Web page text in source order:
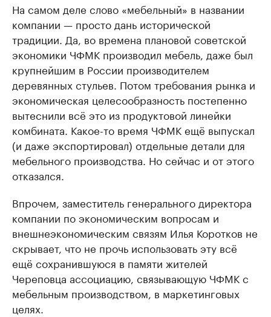
На самом деле слово «мебельный» в названии
компании — просто дань исторической
традиции. Да, во времена плановой советской
экономики ЧФМК производил мебель, даже был
крупнейшим в России производителем
деревянных стульев. Потом требования рынка и
экономическая целесообразность постепенно
вытеснили всё это из продуктовой линейки
комбината. Какое-то время ЧФМК ещё выпускал
(и даже экспортировал) отдельные детали для
мебельного производства. Но сейчас и от этого
отказался.
Впрочем, заместитель генерального директора
компании по экономическим вопросам и
внешнеэкономическим связям Илья Коротков не
скрывает, что не прочь использовать эту всё
ещё сохранившуюся в памяти жителей
Череповца ассоциацию, связывающую ЧФМК с
мебельным производством, в маркетинговых
целях.